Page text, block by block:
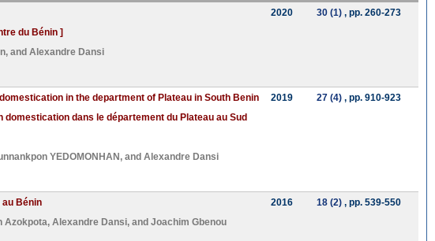
du Bénin ]
, and Alexandre Dansi
2020 30 (1), pp. 260-273
in the department of Plateau in South Benin
dans le département du Plateau au Sud
YEDOMONHAN , and Alexandre Dansi
2019 27 (4), pp. 910-923
Bénin
Azokpota, Alexandre Dansi, and Joachim Gbenou
2016 18 (2), pp. 539-550